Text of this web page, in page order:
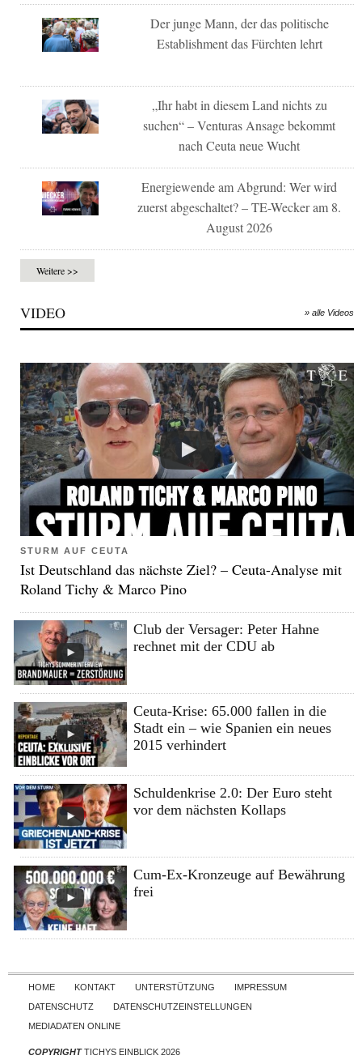
Der junge Mann, der das politische
Establishment das Fürchten lehrt
„Ihr habt in diesem Land nichts zu
suchen“ – Venturas Ansage bekommt
nach Ceuta neue Wucht
Energiewende am Abgrund: Wer wird
zuerst abgeschaltet? – TE-Wecker am 8.
August 2026
Weitere >>
VIDEO » alle Videos
STURM AUF CEUTA
Ist Deutschland das nächste Ziel? – Ceuta-Analyse mit
Roland Tichy & Marco Pino
Club der Versager: Peter Hahne
rechnet mit der CDU ab
Ceuta-Krise: 65.000 fallen in die
Stadt ein – wie Spanien ein neues
2015 verhindert
Schuldenkrise 2.0: Der Euro steht
vor dem nächsten Kollaps
Cum-Ex-Kronzeuge auf Bewährung
frei
Skip to content
HOME KONTAKT UNTERSTÜTZUNG
IMPRESSUM
DATENSCHUTZ
DATENSCHUTZEINSTELLUNGEN
MEDIADATEN ONLINE
COPYRIGHTTICHYS EINBLICK 2026